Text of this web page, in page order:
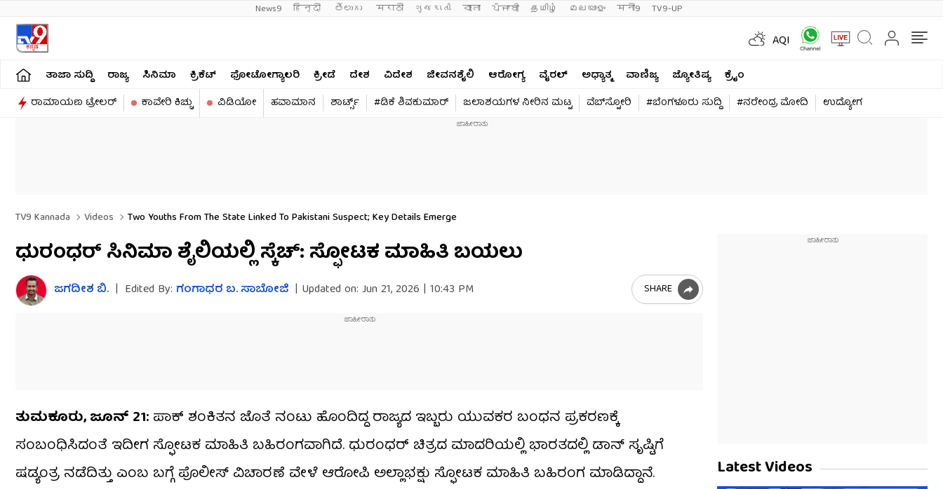
News9 हिन्दी తెలుగు मराठी ગુજરાતી বাংলা ਪੰਜਾਬੀ தமிழ் മലയാളം मनी9 TV9-UP
AQI
ತಾಜಾ ಸುದ್ದಿ ರಾಜ್ಯ ಸಿನಿಮಾ ಕ್ರಿಕೆಟ್​ ಫೋಟೋಗ್ಯಾಲರಿ ಕ್ರೀಡೆ ದೇಶ ವಿದೇಶ ಜೀವನಶೈಲಿ ಆರೋಗ್ಯ ವೈರಲ್​ ಅಧ್ಯಾತ್ಮ ವಾಣಿಜ್ಯ ಜ್ಯೋತಿಷ್ಯ
ಕ್ರೈಂ
ರಾಮಾಯಣ ಟ್ರೇಲರ್​
ಕಾವೇರಿ ಕಿಚ್ಚು ವಿಡಿಯೋ ಹವಾಮಾನ ಶಾರ್ಟ್ಸ್​ #ಡಿಕೆ ಶಿವಕುಮಾರ್​ ಜಲಾಶಯಗಳ ನೀರಿನ ಮಟ್ಟ ವೆಬ್​ಸ್ಟೋರಿ #ಬೆಂಗಳೂರು ಸುದ್ದಿ #ನರೇಂದ್ರ ಮೋದಿ ಉದ್ಯೋಗ
TV9 Kannada Videos Two Youths From The State Linked To Pakistani Suspect; Key Details Emerge
ಧುರಂಧರ್​ ಸಿನಿಮಾ ಶೈಲಿಯಲ್ಲಿ ಸ್ಕೆಚ್: ಸ್ಫೋಟಕ ಮಾಹಿತಿ ಬಯಲು
ಜಗದೀಶ ಬಿ. | Edited By: ಗಂಗಾಧರ​ ಬ. ಸಾಬೋಜಿ | Updated on: Jun 21, 2026 | 10:43 PM SHARE
ತುಮಕೂರು, ಜೂನ್​​ 21: ಪಾಕ್​​ ಶಂಕಿತನ ಜೊತೆ ನಂಟು ಹೊಂದಿದ್ದ ರಾಜ್ಯದ ಇಬ್ಬರು ಯುವಕರ ಬಂಧನ ಪ್ರಕರಣಕ್ಕೆ
ಸಂಬಂಧಿಸಿದಂತೆ ಇದೀಗ ಸ್ಫೋಟಕ ಮಾಹಿತಿ ಬಹಿರಂಗವಾಗಿದೆ. ಧುರಂಧರ್​ ಚಿತ್ರದ ಮಾದರಿಯಲ್ಲಿ ಭಾರತದಲ್ಲಿ ಡಾನ್​​ ಸೃಷ್ಟಿಗೆ
ಷಡ್ಯಂತ್ರ ನಡೆದಿತ್ತು ಎಂಬ ಬಗ್ಗೆ ಪೊಲೀಸ್​ ವಿಚಾರಣೆ ವೇಳೆ ಆರೋಪಿ ಅಲ್ಲಾಭಕ್ಷು ಸ್ಫೋಟಕ ಮಾಹಿತಿ ಬಹಿರಂಗ ಮಾಡಿದ್ದಾನೆ.
Latest Videos